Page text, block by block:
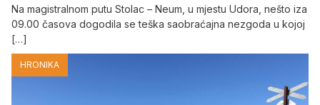
Na magistralnom putu Stolac – Neum, u mjestu Udora, nešto iza
09.00 časova dogodila se teška saobraćajna nezgoda u kojoj
[…]
HRONIKA